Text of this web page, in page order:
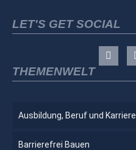
LET'S GET SOCIAL
THEMENWELT
Ausbildung, Beruf und Karriere
Barrierefrei Bauen